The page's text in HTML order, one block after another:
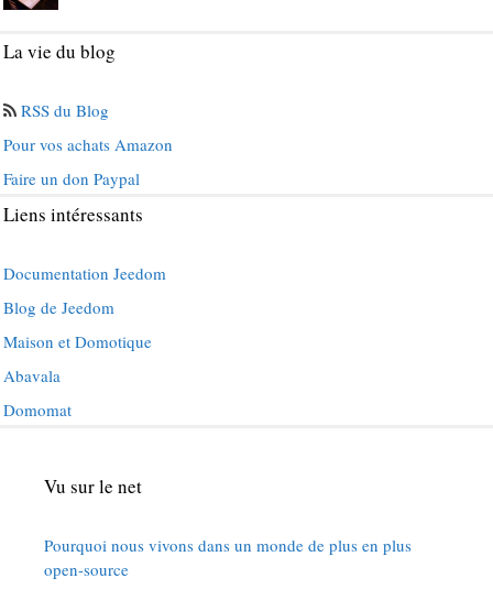
La vie du blog
RSS du Blog
Pour vos achats Amazon
Faire un don Paypal
Liens intéressants
Documentation Jeedom
Blog de Jeedom
Maison et Domotique
Abavala
Domomat
Vu sur le net
Pourquoi nous vivons dans un monde de plus en plus
open-source